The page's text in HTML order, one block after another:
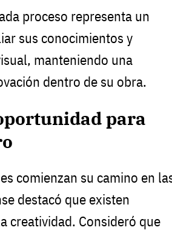
proceso representa un
sus conocimientos y
manteniendo una
dentro de su obra.
para
comienzan su camino en
destacó que existen
creatividad. Consideró que